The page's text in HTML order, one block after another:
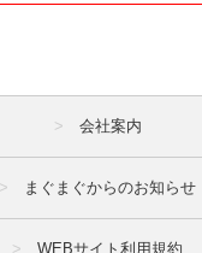
会社案内
まぐまぐからのお知らせ
WEBサイト利用規約